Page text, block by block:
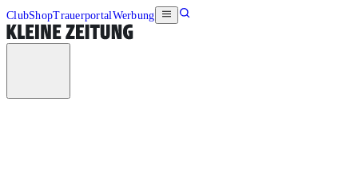
ClubShopTrauerportalWerbung